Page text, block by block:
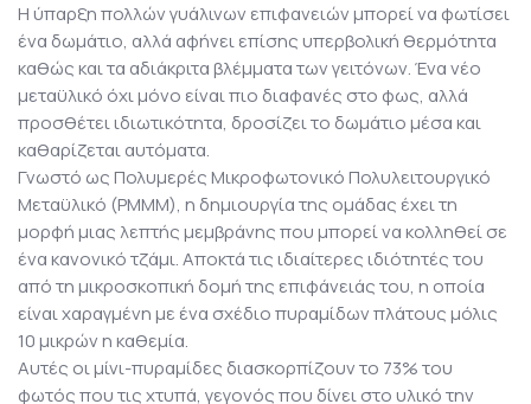
Η ύπαρξη πολλών γυάλινων επιφανειών μπορεί να φωτίσει
ένα δωμάτιο, αλλά αφήνει επίσης υπερβολική θερμότητα
καθώς και τα αδιάκριτα βλέμματα των γειτόνων. Ένα νέο
μεταϋλικό όχι μόνο είναι πιο διαφανές στο φως, αλλά
προσθέτει ιδιωτικότητα, δροσίζει το δωμάτιο μέσα και
καθαρίζεται αυτόματα.
Γνωστό ως Πολυμερές Μικροφωτονικό Πολυλειτουργικό
Μεταϋλικό (PMMM), η δημιουργία της ομάδας έχει τη
μορφή μιας λεπτής μεμβράνης που μπορεί να κολληθεί σε
ένα κανονικό τζάμι. Αποκτά τις ιδιαίτερες ιδιότητές του
από τη μικροσκοπική δομή της επιφάνειάς του, η οποία
είναι χαραγμένη με ένα σχέδιο πυραμίδων πλάτους μόλις
10 μικρών η καθεμία.
Αυτές οι μίνι-πυραμίδες διασκορπίζουν το 73% του
φωτός που τις χτυπά, γεγονός που δίνει στο υλικό την